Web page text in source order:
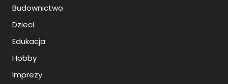
Budownictwo
Dzieci
Edukacja
Hobby
Imprezy